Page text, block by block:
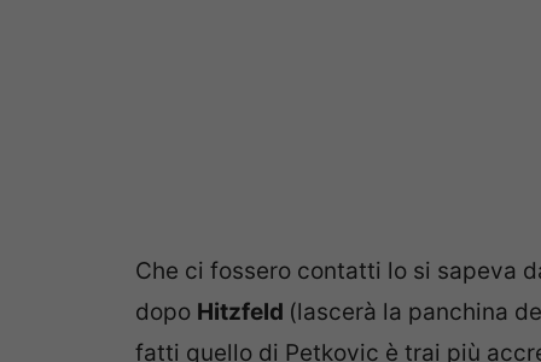
Che ci fossero contatti lo si sapeva
dopo Hitzfeld (lascerà la panchina
fatti quello di Petkovic è trai più